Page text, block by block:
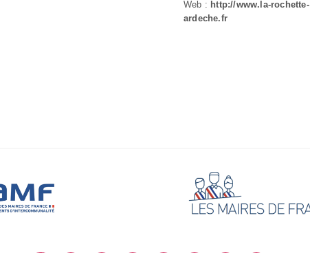
Web : http://www.la-rochette-
ardeche.fr